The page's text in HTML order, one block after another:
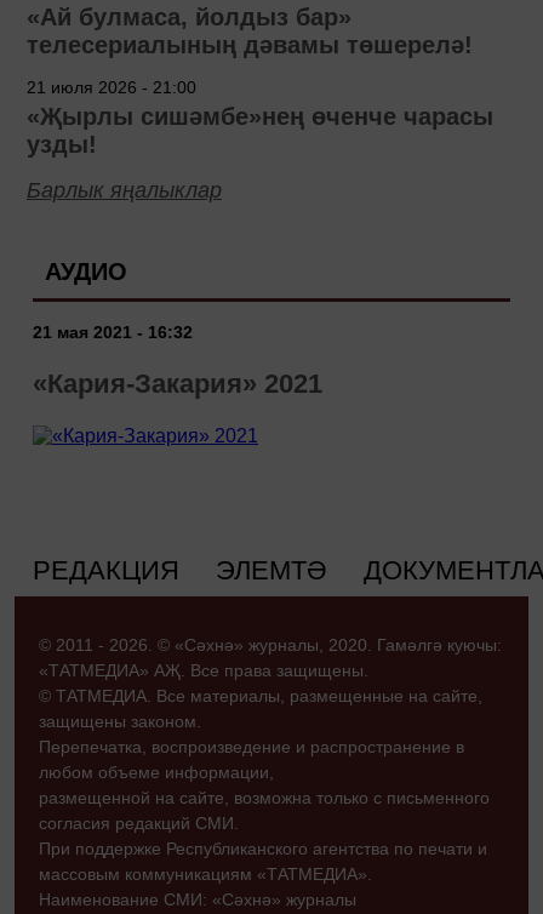
«Ай булмаса, йолдыз бар»
телесериалының дәвамы төшерелә!
21 июля 2026 - 21:00
«Җырлы сишәмбе»нең өченче чарасы
узды!
Барлык яңалыклар
АУДИО
21 мая 2021 - 16:32
«Кария-Закария» 2021
РЕДАКЦИЯ ЭЛЕМТӘ
© 2011 - 2026. © «Сәхнә» журналы, 2020. Гамәлгә куючы:
«ТАТМЕДИА» АҖ. Все права защищены.
© ТАТМЕДИА. Все материалы, размещенные на сайте,
защищены законом.
Перепечатка, воспроизведение и распространение в
любом объеме информации,
размещенной на сайте, возможна только с письменного
согласия редакций СМИ.
При поддержке Республиканского агентства по печати и
массовым коммуникациям «ТАТМЕДИА».
Наименование СМИ: «Сәхнә» журналы